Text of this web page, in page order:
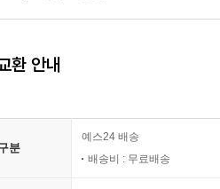
#0c: MEDICATIONS 테이블 만들기
#0d: LABS 테이블 만들기
#0e: VITALS 테이블 만들기
#0f: MORT 테이블 만들기
#0g: 테이블 보기
MORT_FINAL 테이블 만들기
환 안내
분
예스24 배송
배송비 : 무료배송